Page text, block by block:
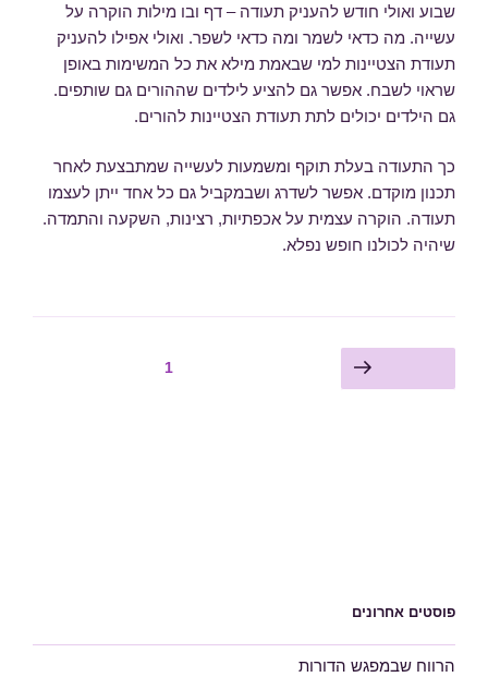
שבוע ואולי חודש להעניק תעודה – דף ובו מילות הוקרה על
עשייה. מה כדאי לשמר ומה כדאי לשפר. ואולי אפילו להעניק
תעודת הצטיינות למי שבאמת מילא את כל המשימות באופן
שראוי לשבח. אפשר גם להציע לילדים שההורים גם שותפים.
גם הילדים יכולים לתת תעודת הצטיינות להורים.
כך התעודה בעלת תוקף ומשמעות לעשייה שמתבצעת לאחר
תכנון מוקדם. אפשר לשדרג ושבמקביל גם כל אחד ייתן לעצמו
תעודה. הוקרה עצמית על אכפתיות, רצינות, השקעה והתמדה.
שיהיה לכולנו חופש נפלא.
pagination
עמוד1 עמוד הבא
פוסטים אחרונים
הרווח שבמפגש הדורות